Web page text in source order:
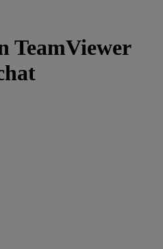
TeamViewer